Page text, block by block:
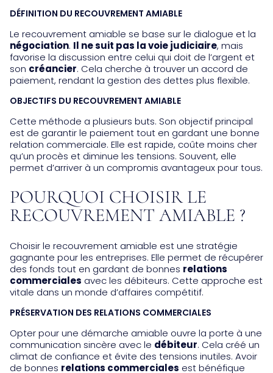
DÉFINITION DU RECOUVREMENT AMIABLE
Le recouvrement amiable se base sur le dialogue et la
négociation. Il ne suit pas la voie judiciaire, mais
favorise la discussion entre celui qui doit de l’argent et
son créancier. Cela cherche à trouver un accord de
paiement, rendant la gestion des dettes plus flexible.
OBJECTIFS DU RECOUVREMENT AMIABLE
Cette méthode a plusieurs buts. Son objectif principal
est de garantir le paiement tout en gardant une bonne
relation commerciale. Elle est rapide, coûte moins cher
qu’un procès et diminue les tensions. Souvent, elle
permet d’arriver à un compromis avantageux pour tous.
POURQUOI CHOISIR LE
RECOUVREMENT AMIABLE ?
Choisir le recouvrement amiable est une stratégie
gagnante pour les entreprises. Elle permet de récupérer
des fonds tout en gardant de bonnes relations
commerciales avec les débiteurs. Cette approche est
vitale dans un monde d’affaires compétitif.
PRÉSERVATION DES RELATIONS COMMERCIALES
Opter pour une démarche amiable ouvre la porte à une
communication sincère avec le débiteur. Cela créé un
climat de confiance et évite des tensions inutiles. Avoir
de bonnes relations commerciales est bénéfique